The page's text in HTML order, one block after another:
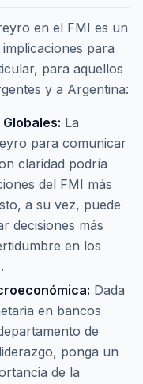
en el FMI es un
para
para aquellos
y a Argentina:
La
para comunicar
claridad podría
del FMI más
a su vez, puede
decisiones más
en los
Dada
en bancos
de
ponga un
de la